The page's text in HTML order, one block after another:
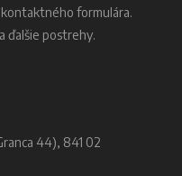
formulára.
ďalšie postrehy.
44), 841 02